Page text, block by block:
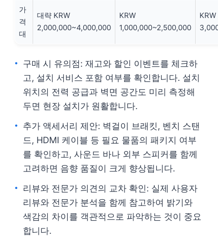
가
격
대
대략 KRW
2,000,000~4,000,000
KRW
1,000,000~2,500,000
KRW
구매 시 유의점: 재고와 할인 이벤트를 체크하
고, 설치 서비스 포함 여부를 확인합니다. 설치
위치의 전력 공급과 벽면 공간도 미리 측정해
두면 현장 설치가 원활합니다.
추가 액세서리 제안: 벽걸이 브래킷, 벤치 스탠
드, HDMI 케이블 등 필요 물품의 패키지 여부
를 확인하고, 사운드 바나 외부 스피커를 함께
고려하면 음향 품질이 크게 향상됩니다.
리뷰와 전문가 의견의 교차 확인: 실제 사용자
리뷰와 전문가 분석을 함께 참고하여 밝기와
색감의 차이를 객관적으로 파악하는 것이 중요
합니다.